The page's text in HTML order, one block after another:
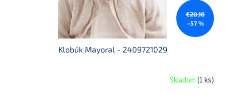
€20,10
–57 %
Klobúk Mayoral - 2409721029
Skladom(1 ks)